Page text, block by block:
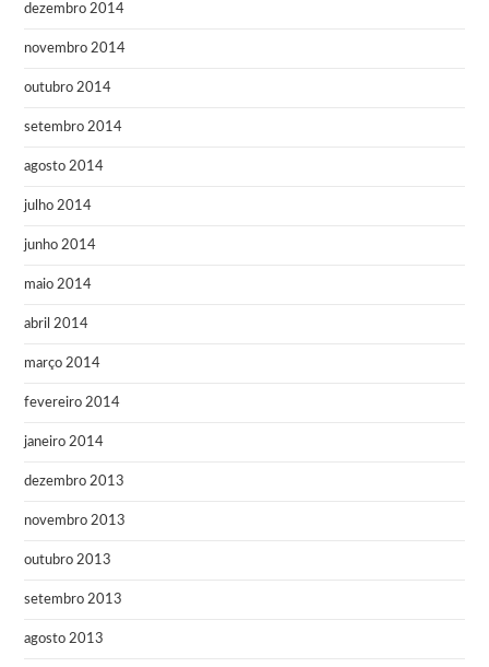
dezembro 2014
novembro 2014
outubro 2014
setembro 2014
agosto 2014
julho 2014
junho 2014
maio 2014
abril 2014
março 2014
fevereiro 2014
janeiro 2014
dezembro 2013
novembro 2013
outubro 2013
setembro 2013
agosto 2013